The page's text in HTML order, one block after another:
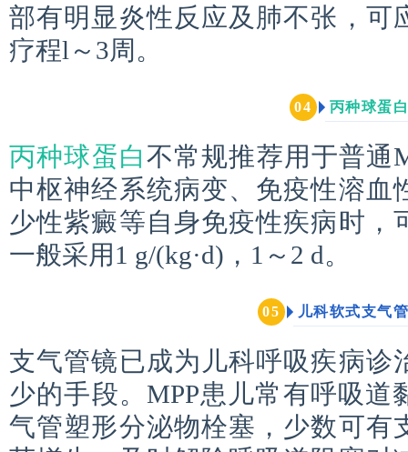
部有明显炎性反应及肺不张，可
疗程l～3周。
04 丙种球蛋
丙种球蛋白不常规推荐用于普通
中枢神经系统病变、免疫性溶血
少性紫癜等自身免疫性疾病时，
一般采用1 g/(kg·d)，1～2 d。
05 儿科软式支气
支气管镜已成为儿科呼吸疾病诊
少的手段。MPP患儿常有呼吸道
气管塑形分泌物栓塞，少数可有